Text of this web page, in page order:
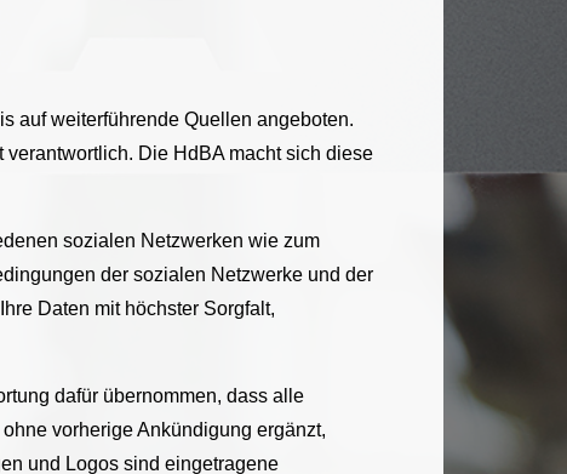
auf weiterführende Quellen angeboten.
Die HdBA macht sich diese
sozialen Netzwerken wie zum
der sozialen Netzwerke und der
Daten mit höchster Sorgfalt,
dafür übernommen, dass alle
vorherige Ankündigung ergänzt,
und Logos sind eingetragene